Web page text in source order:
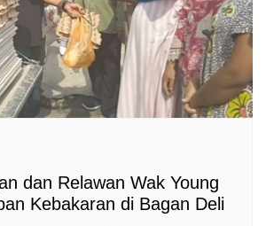
dan Relawan Wak Young
Kebakaran di Bagan Deli